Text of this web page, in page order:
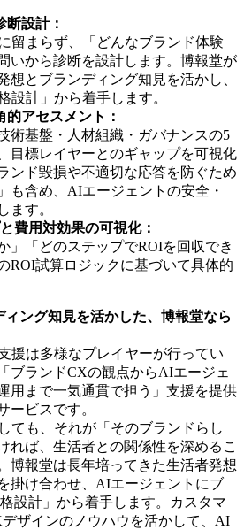
設計：
留まらず、「どんなブランド体験
いから診断を設計します。博報堂が
想とブランディング知見を活かし、
設計」から着手します。
アセスメント：
術基盤・人材組織・ガバナンスの5
目標レイヤーとのギャップを可視化
ンド毀損や不適切な応答を防ぐため
も含め、AIエージェントの安全・
ます。
費用対効果の可視化：
」「どのステップでROIを回収でき
ROI試算ロジックに基づいて具体的
ング知見を活かした、博報堂なら
援は多様なプレイヤーが行ってい
ブランドCXの観点からAIエージェ
用まで一気通貫で担う」支援を提供
ービスです。
ても、それが「そのブランドらし
れば、生活者との関係性を深めるこ
博報堂は長年培ってきた生活者発想
掛け合わせ、AIエージェントにブ
設計」から着手します。カスタマ
ザインのノウハウを活かして、AI